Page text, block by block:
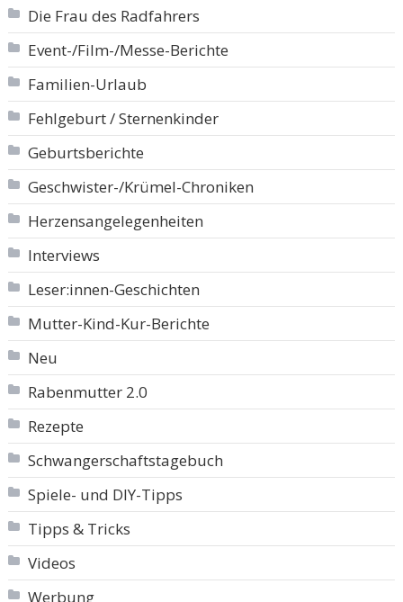
Die Frau des Radfahrers
Event-/Film-/Messe-Berichte
Familien-Urlaub
Fehlgeburt / Sternenkinder
Geburtsberichte
Geschwister-/Krümel-Chroniken
Herzensangelegenheiten
Interviews
Leser:innen-Geschichten
Mutter-Kind-Kur-Berichte
Neu
Rabenmutter 2.0
Rezepte
Schwangerschaftstagebuch
Spiele- und DIY-Tipps
Tipps & Tricks
Videos
Werbung